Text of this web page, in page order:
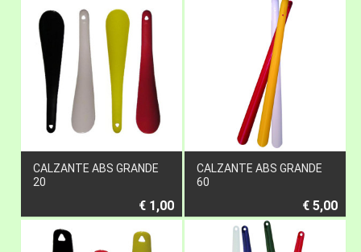
CALZANTE ABS GRANDE
20
€ 1,00
CALZANTE ABS GRANDE
60
€ 5,00